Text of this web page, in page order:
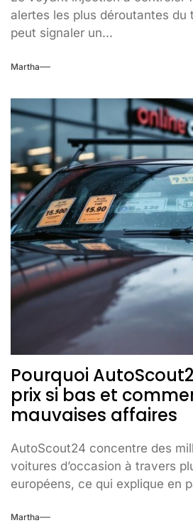
alertes les plus déroutantes du
peut signaler un...
Martha
Pourquoi
prix si bas et
mauvaises affaires
AutoScout24 concentre des
voitures d’occasion à travers
européens, ce qui explique en
Martha